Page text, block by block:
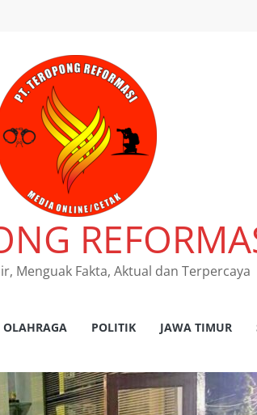
Menguak Fakta, Aktual dan Terpercaya
OLAHRAGA POLITIK JAWA TIMUR